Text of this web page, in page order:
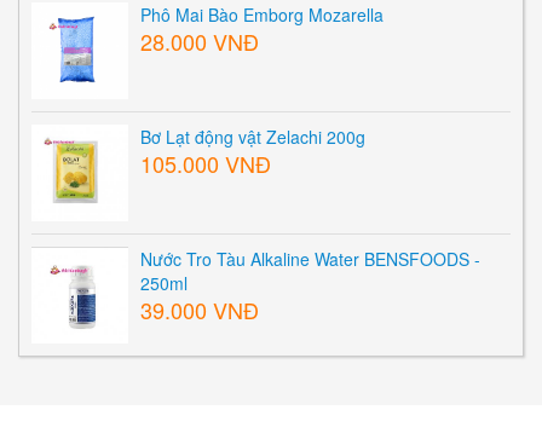
Phô Mai Bào Emborg Mozarella
28.000 VNĐ
Bơ Lạt động vật Zelachi 200g
105.000 VNĐ
Nước Tro Tàu Alkaline Water BENSFOODS -
250ml
39.000 VNĐ